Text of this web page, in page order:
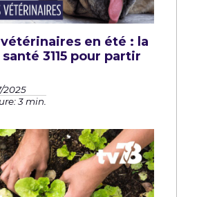
en été : la
3115 pour partir
2025
3 min.